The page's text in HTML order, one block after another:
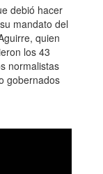
debió hacer
mandato del
quien
los 43
normalistas
gobernados